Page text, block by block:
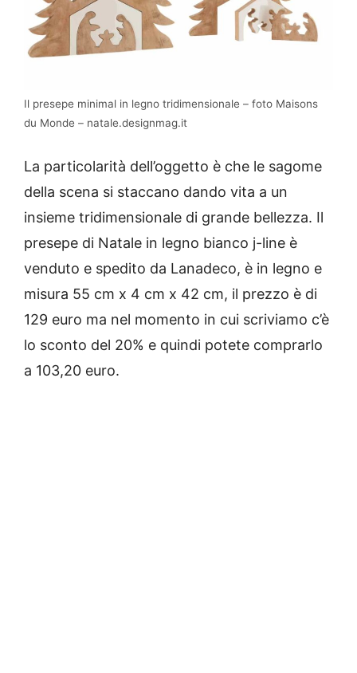
Il presepe minimal in legno tridimensionale – foto Maisons
du Monde – natale.designmag.it
La particolarità dell’oggetto è che le sagome
della scena si staccano dando vita a un
insieme tridimensionale di grande bellezza. Il
presepe di Natale in legno bianco j-line è
venduto e spedito da Lanadeco, è in legno e
misura 55 cm x 4 cm x 42 cm, il prezzo è di
129 euro ma nel momento in cui scriviamo c’è
lo sconto del 20% e quindi potete comprarlo
a 103,20 euro.